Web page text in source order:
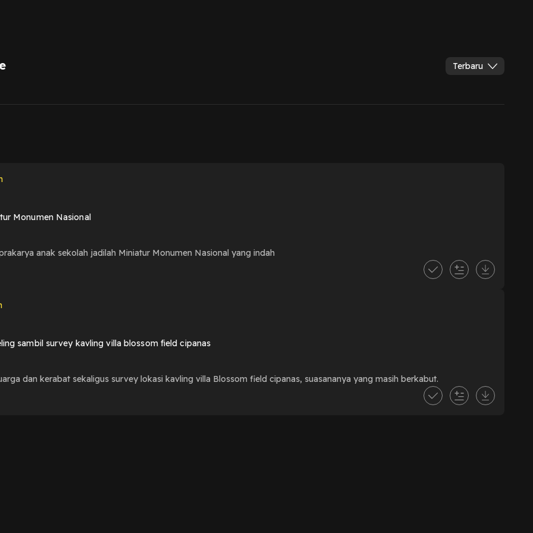
Terbaru
Monumen Nasional
anak sekolah jadilah Miniatur Monumen Nasional yang indah
sambil survey kavling villa blossom field cipanas
dan kerabat sekaligus survey lokasi kavling villa Blossom field cipanas, suasananya yang masih berkabut.